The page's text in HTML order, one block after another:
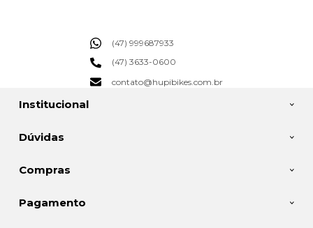
Institucional
Dúvidas
Compras
(47) 999687933
(47) 3633-0600
contato@hupibikes.com.br
Pagamento